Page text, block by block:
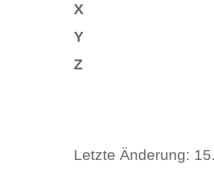
X
Y
Z
Letzte Änderung: